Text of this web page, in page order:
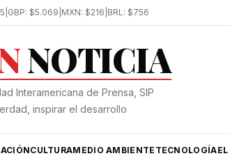
GBP: $5.069 MXN: $216 BRL: $756
NOTICIA
Interamericana de Prensa, SIP
inspirar el desarrollo
CULTURAMEDIO AMBIENTE TECNOLOGÍA